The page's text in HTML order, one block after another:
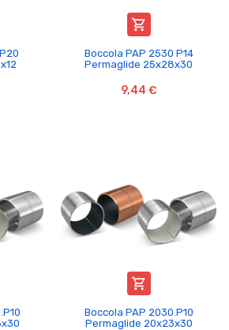

Boccola PAP 2530 P14
Permaglide 25x28x30
9,44 €

Boccola PAP 2030.P10
Permaglide 20x23x30